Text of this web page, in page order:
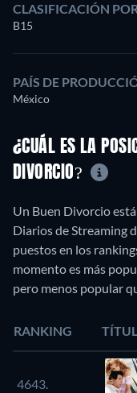
CLASIFICACIÓN
B15
PAÍS DE
México
¿CUÁL ES LA
DIVORCIO?
Un Buen Divorcio
Diarios de Streaming
puestos en los
momento es más
pero menos popular
RANKING
4643.